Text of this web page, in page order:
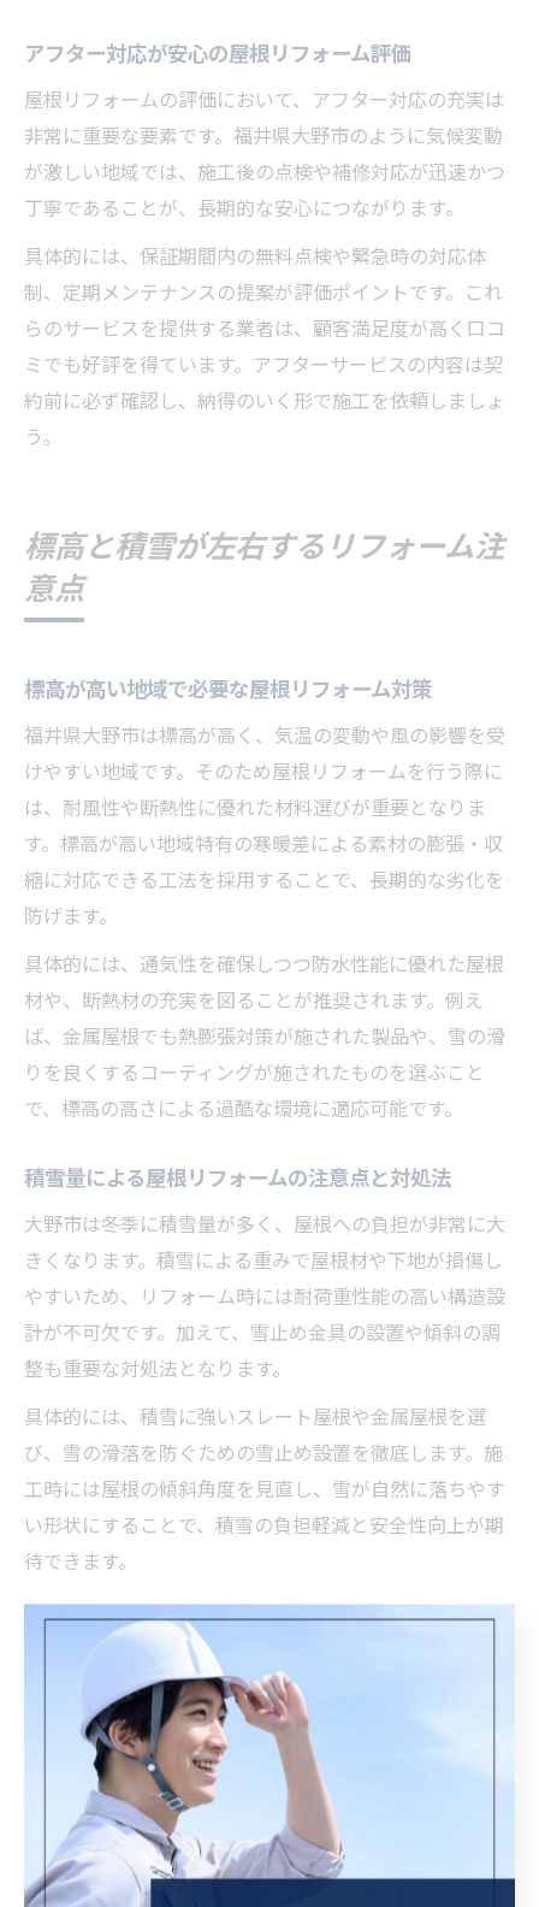
アフター対応が安心の屋根リフォーム評価
屋根リフォームの評価において、アフター対応の充実は
非常に重要な要素です。福井県大野市のように気候変動
が激しい地域では、施工後の点検や補修対応が迅速かつ
丁寧であることが、長期的な安心につながります。
具体的には、保証期間内の無料点検や緊急時の対応体
制、定期メンテナンスの提案が評価ポイントです。これ
らのサービスを提供する業者は、顧客満足度が高く口コ
ミでも好評を得ています。アフターサービスの内容は契
約前に必ず確認し、納得のいく形で施工を依頼しましょ
う。
標高と積雪が左右するリフォーム注
意点
標高が高い地域で必要な屋根リフォーム対策
福井県大野市は標高が高く、気温の変動や風の影響を受
けやすい地域です。そのため屋根リフォームを行う際に
は、耐風性や断熱性に優れた材料選びが重要となりま
す。標高が高い地域特有の寒暖差による素材の膨張・収
縮に対応できる工法を採用することで、長期的な劣化を
防げます。
具体的には、通気性を確保しつつ防水性能に優れた屋根
材や、断熱材の充実を図ることが推奨されます。例え
ば、金属屋根でも熱膨張対策が施された製品や、雪の滑
りを良くするコーティングが施されたものを選ぶこと
で、標高の高さによる過酷な環境に適応可能です。
積雪量による屋根リフォームの注意点と対処法
大野市は冬季に積雪量が多く、屋根への負担が非常に大
きくなります。積雪による重みで屋根材や下地が損傷し
やすいため、リフォーム時には耐荷重性能の高い構造設
計が不可欠です。加えて、雪止め金具の設置や傾斜の調
整も重要な対処法となります。
具体的には、積雪に強いスレート屋根や金属屋根を選
び、雪の滑落を防ぐための雪止め設置を徹底します。施
工時には屋根の傾斜角度を見直し、雪が自然に落ちやす
い形状にすることで、積雪の負担軽減と安全性向上が期
待できます。
屋根リフォームは標高や雪害を考慮して選ぶ
標高が高く積雪も多い大野市の環境では、屋根リフォー
ムの材料選びや施工方法に雪害対策が不可欠です。評価
の高い施工業者は、地域特性を理解した上で適切な屋根
材や補強工事を提案し、長期的な耐久性を確保していま
例えば、雪害に強いガルバリウム鋼板や耐久性のある陶